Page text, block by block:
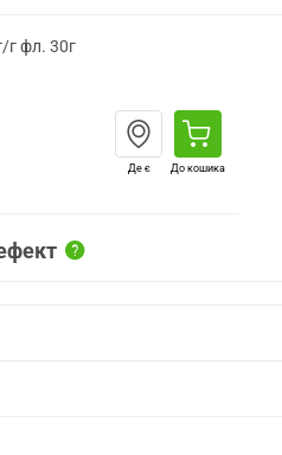
г фл. 30г
Де є До кошика